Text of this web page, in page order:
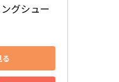
グシュー